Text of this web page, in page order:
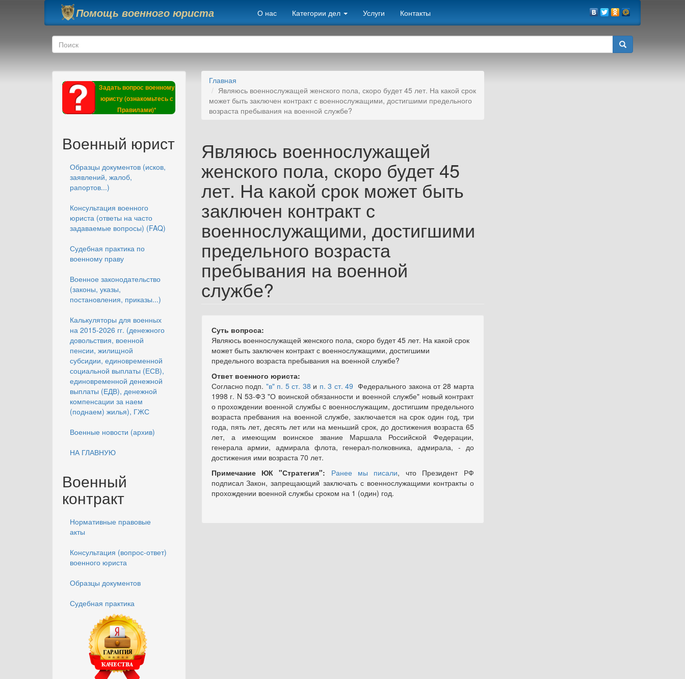
Перейти к основному содержанию
Помощь военного юриста О нас Категории дел Услуги Контакты
Форма поиска
Поиск
Задать вопрос военному
юристу (ознакомьтесь с
Правилами)*
Военный юрист
Образцы документов (исков,
заявлений, жалоб,
рапортов...)
Консультация военного
юриста (ответы на часто
задаваемые вопросы) (FAQ)
Судебная практика по
военному праву
Военное законодательство
(законы, указы,
постановления, приказы...)
Калькуляторы для военных
на 2015-2026 гг. (денежного
довольствия, военной
пенсии, жилищной
субсидии, единовременной
социальной выплаты (ЕСВ),
единовременной денежной
выплаты (ЕДВ), денежной
компенсации за наем
(поднаем) жилья), ГЖС
Военные новости (архив)
НА ГЛАВНУЮ
Военный
контракт
Нормативные правовые
акты
Консультация (вопрос-ответ)
военного юриста
Образцы документов
Судебная практика
Главная
Являюсь военнослужащей женского пола, скоро будет 45 лет. На какой срок
может быть заключен контракт с военнослужащими, достигшими предельного
возраста пребывания на военной службе?
Являюсь военнослужащей
женского пола, скоро будет 45
лет. На какой срок может быть
заключен контракт с
военнослужащими, достигшими
предельного возраста
пребывания на военной
службе?
Суть вопроса:
Являюсь военнослужащей женского пола, скоро будет 45 лет. На какой срок
может быть заключен контракт с военнослужащими, достигшими
предельного возраста пребывания на военной службе?
Ответ военного юриста:
Согласно подп. "в" п. 5 ст. 38 и п. 3 ст. 49 Федерального закона от 28 марта
1998 г. N 53-ФЗ "О воинской обязанности и военной службе" новый контракт
о прохождении военной службы c военнослужащим, достигшим предельного
возраста пребвания на военной службе, заключается на срок один год, три
года, пять лет, десять лет или на меньший срок, до достижения возраста 65
лет, а имеющим воинское звание Маршала Российской Федерации,
генерала армии, адмирала флота, генерал-полковника, адмирала, - до
достижения ими возраста 70 лет.
Примечание ЮК "Стратегия":
Ранее мы писали, что Президент РФ
подписал Закон, запрещающий заключать с военнослужащими контракты о
прохождении военной службы сроком на 1 (один) год.